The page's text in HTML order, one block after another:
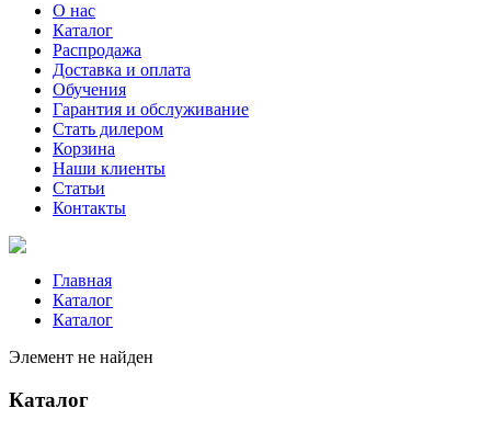
О нас
Каталог
Распродажа
Доставка и оплата
Обучения
Гарантия и обслуживание
Стать дилером
Корзина
Наши клиенты
Статьи
Контакты
Главная
Каталог
Каталог
Элемент не найден
Каталог